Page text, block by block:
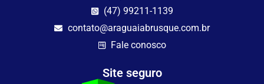
(47) 99211-1139
contato@araguaiabrusque.com.br
Fale conosco
Site seguro